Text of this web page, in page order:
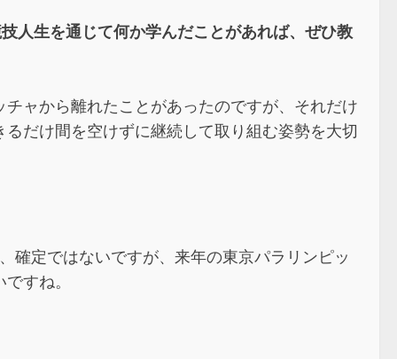
人生を通じて何か学んだことがあれば、ぜひ教
ャから離れたことがあったのですが、それだけ
だけ間を空けずに継続して取り組む姿勢を大切
確定ではないですが、来年の東京パラリンピッ
すね。